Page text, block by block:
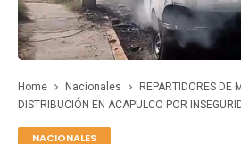
Home Nacionales
REPARTIDORES DE
DISTRIBUCIÓN EN ACAPULCO POR
NACIONALES